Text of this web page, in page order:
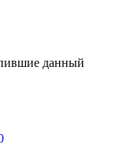
данный